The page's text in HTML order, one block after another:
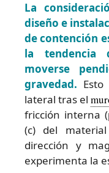
La
diseño e
de contención
la tendencia
moverse
gravedad.
lateral tras el
fricción interna
(c) del
dirección y
experimenta la